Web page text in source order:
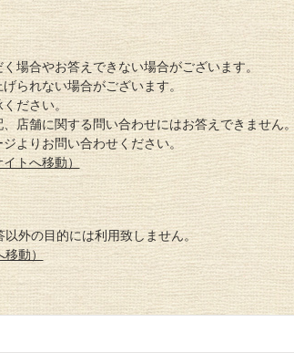
場合やお答えできない場合がございます。
られない場合がございます。
ださい。
店舗に関する問い合わせにはお答えできません。
よりお問い合わせください。
トへ移動）
外の目的には利用致しません。
移動）